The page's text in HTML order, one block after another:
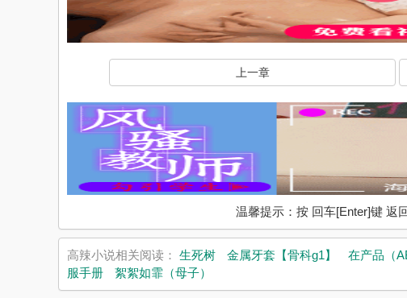
上一章
温馨提示：按 回车[Enter]键 返
高辣小说相关阅读： 生死树 金属牙套【骨科g1】 在产品（
服手册
絮絮如霏（母子）